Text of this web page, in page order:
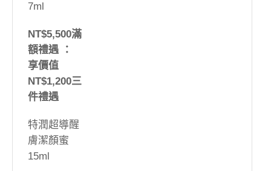
7ml
NT$5,500滿
額禮遇 ：
享價值
NT$1,200三
件禮遇
特潤超導醒
膚潔顏蜜
15ml